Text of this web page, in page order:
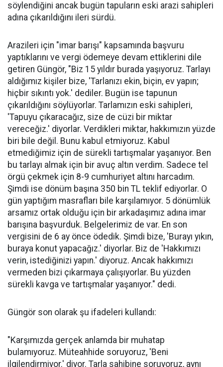
söylendiğini ancak bugün tapuların eski arazi sahipleri
adına çıkarıldığını ileri sürdü.
Arazileri için "imar barışı" kapsamında başvuru
yaptıklarını ve vergi ödemeye devam ettiklerini dile
getiren Güngör, "Biz 15 yıldır burada yaşıyoruz. Tarlayı
aldığımız kişiler bize, 'Tarlanızı ekin, biçin, ev yapın;
hiçbir sıkıntı yok.' dediler. Bugün ise tapunun
çıkarıldığını söylüyorlar. Tarlamızın eski sahipleri,
'Tapuyu çıkaracağız, size de cüzi bir miktar
vereceğiz.' diyorlar. Verdikleri miktar, hakkımızın yüzde
biri bile değil. Bunu kabul etmiyoruz. Kabul
etmediğimiz için de sürekli tartışmalar yaşanıyor. Ben
bu tarlayı almak için bir avuç altın verdim. Sadece tel
örgü çekmek için 8-9 cumhuriyet altını harcadım.
Şimdi ise dönüm başına 350 bin TL teklif ediyorlar. O
gün yaptığım masrafları bile karşılamıyor. 5 dönümlük
arsamız ortak olduğu için bir arkadaşımız adına imar
barışına başvurduk. Belgelerimiz de var. En son
vergisini de 6 ay önce ödedik. Şimdi bize, 'Burayı yıkın,
buraya konut yapacağız.' diyorlar. Biz de 'Hakkımızı
verin, istediğinizi yapın.' diyoruz. Ancak hakkımızı
vermeden bizi çıkarmaya çalışıyorlar. Bu yüzden
sürekli kavga ve tartışmalar yaşanıyor." dedi.
Güngör son olarak şu ifadeleri kullandı:
"Karşımızda gerçek anlamda bir muhatap
bulamıyoruz. Müteahhide soruyoruz, 'Beni
ilgilendirmiyor.' diyor. Tarla sahibine soruyoruz, aynı